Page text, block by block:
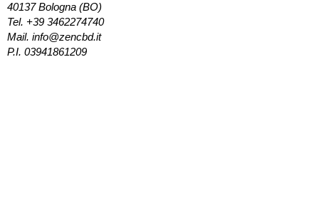
40137 Bologna (BO)
Tel. +39 3462274740
Mail. info@zencbd.it
P.I. 03941861209